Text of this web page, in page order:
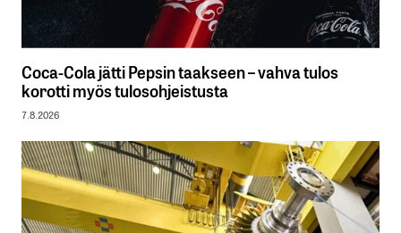
Coca-Cola jätti Pepsin taakseen – vahva tulos
korotti myös tulosohjeistusta
7.8.2026